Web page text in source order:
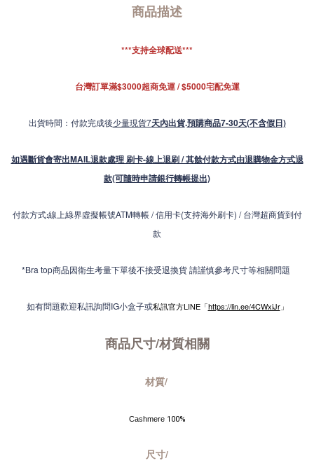
商品描述
***支持全球配送***
台灣訂單滿$3000超商免運 / $5000宅配免運
出貨時間：付款完成後少量現貨7天內出貨.預購商品7-30天(不含假日)
如遇斷貨會寄出MAIL退款處理 刷卡-線上退刷 / 其餘付款方式由退購物金方式退
款(可隨時申請銀行轉帳提出)
付款方式:線上綠界虛擬帳號ATM轉帳 / 信用卡(支持海外刷卡) / 台灣超商貨到付
款
*Bra top商品因衛生考量下單後不接受退換貨 請謹慎參考尺寸等相關問題
如有問題歡迎私訊詢問IG小盒子或私訊官方LINE「https://lin.ee/4CWxiJr」
商品尺寸/材質相關
材質/
Cashmere 100%
尺寸/